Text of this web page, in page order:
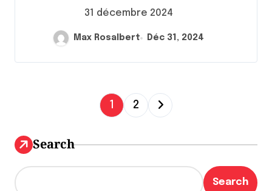
31 décembre 2024
Max Rosalbert Déc 31, 2024
P
a
g
i
1 2
Search
Search